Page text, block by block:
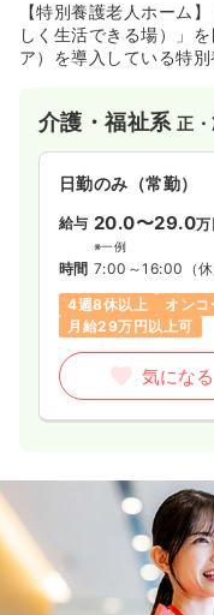
【特別養護老人ホーム
しく生活できる場）」
ア）を導入している特別
介護・福祉系正
日勤のみ（常勤）
給与 20.0〜29.0
※一例
時間 7:00～16:00 （
4週8休以上
オンコ
月給29万円以上可
気になる